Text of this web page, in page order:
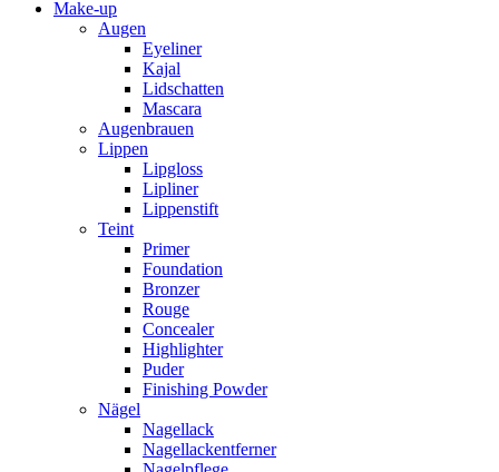
Make-up
Augen
Eyeliner
Kajal
Lidschatten
Mascara
Augenbrauen
Lippen
Lipgloss
Lipliner
Lippenstift
Teint
Primer
Foundation
Bronzer
Rouge
Concealer
Highlighter
Puder
Finishing Powder
Nägel
Nagellack
Nagellackentferner